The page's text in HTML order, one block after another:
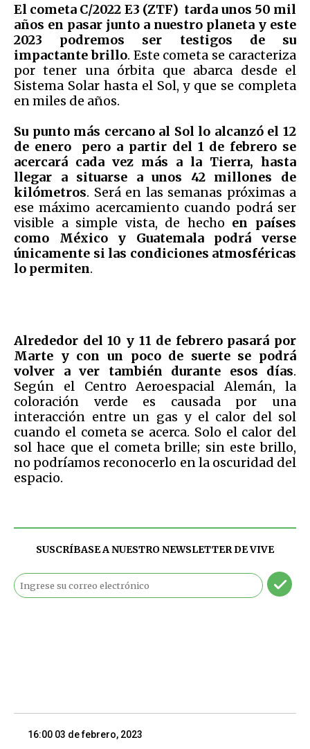
El cometa C/2022 E3 (ZTF) tarda unos 50 mil
años en pasar junto a nuestro planeta y este
2023 podremos ser testigos de su
impactante brillo. Este cometa se caracteriza
por tener una órbita que abarca desde el
Sistema Solar hasta el Sol, y que se completa
en miles de años.
Su punto más cercano al Sol lo alcanzó el 12
de enero pero a partir del 1 de febrero se
acercará cada vez más a la Tierra, hasta
llegar a situarse a unos 42 millones de
kilómetros. Será en las semanas próximas a
ese máximo acercamiento cuando podrá ser
visible a simple vista, de hecho en países
como México y Guatemala podrá verse
únicamente si las condiciones atmosféricas
lo permiten.
Alrededor del 10 y 11 de febrero pasará por
Marte y con un poco de suerte se podrá
volver a ver también durante esos días.
Según el Centro Aeroespacial Alemán, la
coloración verde es causada por una
interacción entre un gas y el calor del sol
cuando el cometa se acerca. Solo el calor del
sol hace que el cometa brille; sin este brillo,
no podríamos reconocerlo en la oscuridad del
espacio.
SUSCRÍBASE A NUESTRO NEWSLETTER DEVIVE
16:00 03 de febrero, 2023